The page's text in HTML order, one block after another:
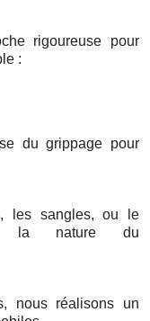
rigoureuse pour
:
du grippage pour
les sangles, ou le
la nature du
nous réalisons un